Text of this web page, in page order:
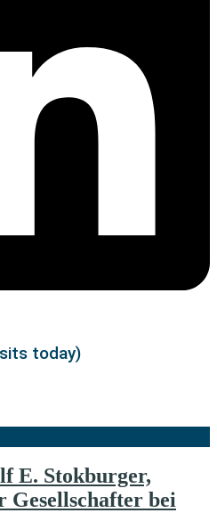
today)
E. Stokburger,
Gesellschafter bei